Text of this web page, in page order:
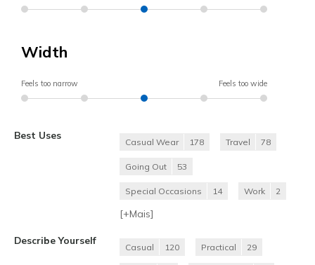
Width
Feels too narrow Feels too wide
Best Uses
Casual Wear 178 Travel 78
Going Out 53
Special Occasions 14 Work 2
[+Mais]
Describe Yourself
Casual 120 Practical 29